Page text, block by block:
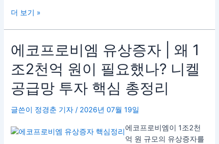
재
일
장
투
자
기
회
까?
더 보기 »
에코프로비엠 유상증자 | 왜 1
조2천억 원이 필요했나? 니켈
공급망 투자 핵심 총정리
글쓴이 정경춘 기자/ 2026년 07월 19일
에코프로비엠이 1조2천
억 원 규모의 유상증자를
에
코
프
비
유
증